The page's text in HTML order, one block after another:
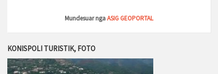
Mundesuar ngaASIG GEOPORTAL
KONISPOLI TURISTIK, FOTO